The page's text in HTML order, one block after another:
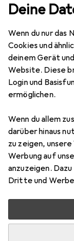
Deine
Wenn du nur
Cookies und
deinem Gerät
Website. Diese
Login und
ermöglichen.
Wenn du allem
darüber hinaus
zu zeigen,
Werbung auf
anzuzeigen.
Dritte und
Verkleidung + Party
Widmann
Preis in EUR inkl.
EUR
33,39
1
Bewertungen
Zwischen Di,
Nur 3 Stück
Lieferort